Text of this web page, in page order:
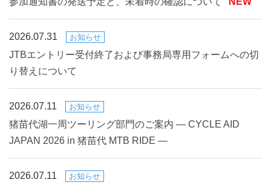
2026.07.31 お知らせ
JTBエントリー受付終了および事務局専用フォームへの切
り替えについて
2026.07.11 お知らせ
猪苗代湖一周ツーリング部門のご案内 ― CYCLE AID
JAPAN 2026 in 猪苗代 MTB RIDE ―
2026.07.11 お知らせ